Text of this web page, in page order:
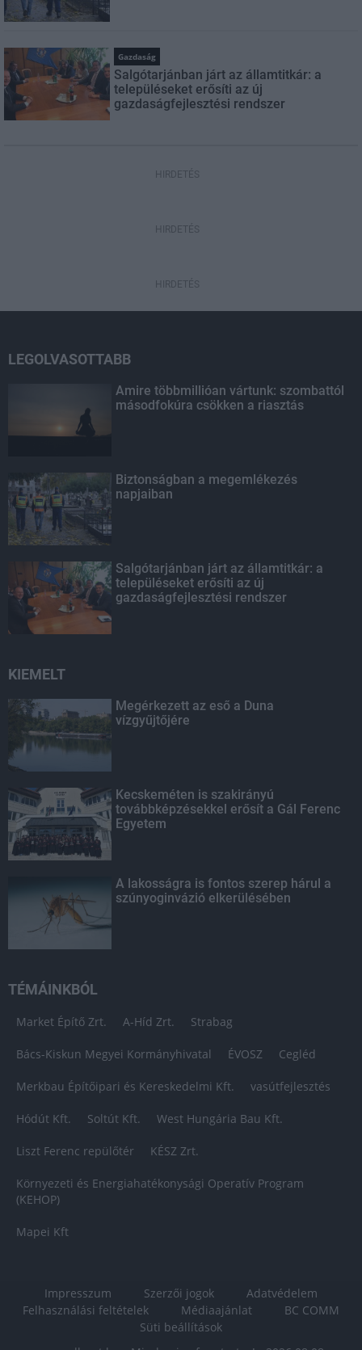
Gazdaság
Salgótarjánban járt az államtitkár: a
településeket erősíti az új
gazdaságfejlesztési rendszer
HIRDETÉS
HIRDETÉS
HIRDETÉS
LEGOLVASOTTABB
Amire többmillióan vártunk: szombattól
másodfokúra csökken a riasztás
Biztonságban a megemlékezés
napjaiban
Salgótarjánban járt az államtitkár: a
településeket erősíti az új
gazdaságfejlesztési rendszer
KIEMELT
Megérkezett az eső a Duna
vízgyűjtőjére
Kecskeméten is szakirányú
továbbképzésekkel erősít a Gál Ferenc
Egyetem
A lakosságra is fontos szerep hárul a
szúnyoginvázió elkerülésében
TÉMÁINKBÓL
Market Építő Zrt. A-Híd Zrt. Strabag
Bács-Kiskun Megyei Kormányhivatal ÉVOSZ Cegléd
Merkbau Építőipari és Kereskedelmi Kft. vasútfejlesztés
Hódút Kft. Soltút Kft. West Hungária Bau Kft.
Liszt Ferenc repülőtér KÉSZ Zrt.
Környezeti és Energiahatékonysági Operatív Program
(KEHOP)
Mapei Kft
Impresszum Szerzői jogok
Adatvédelem
Felhasználási feltételek
Médiaajánlat
BC COMM
Süti beállítások